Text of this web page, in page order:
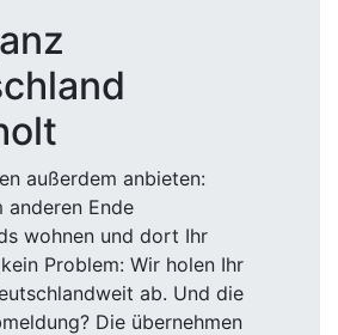
außerdem anbieten:
anderen Ende
wohnen und dort Ihr
Problem: Wir holen Ihr
ab. Und die
Die übernehmen